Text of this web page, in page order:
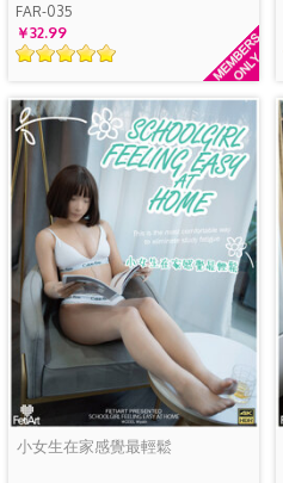
FAR-035
￥32.99
小女生在家感覺最輕鬆